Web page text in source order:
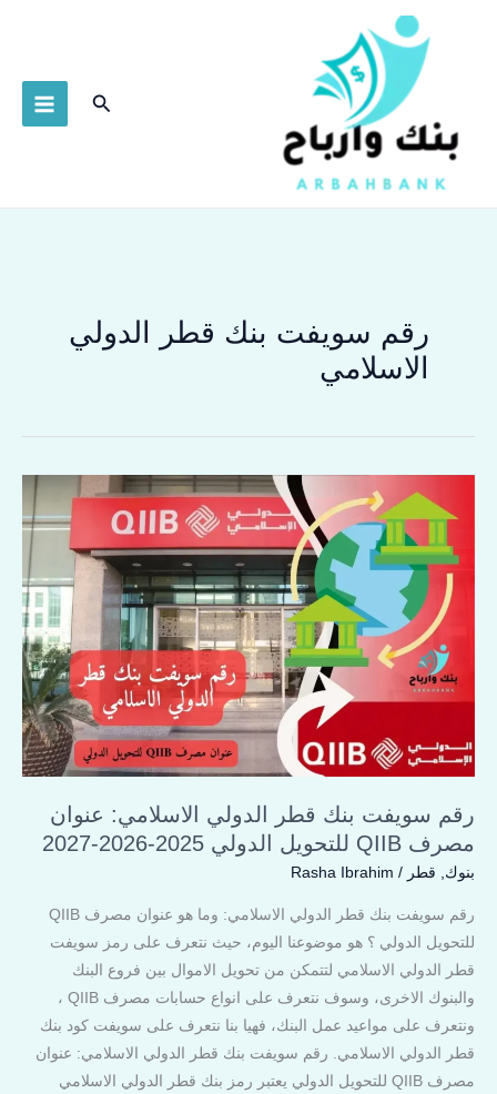
البحث
رقم سويفت بنك قطر الدولي
الاسلامي
رقم سويفت بنك قطر الدولي الاسلامي: عنوان
مصرف QIIB للتحويل الدولي 2025-2026-2027
بنوك قطر /
Rasha Ibrahim
رقم سويفت بنك قطر الدولي الاسلامي: وما هو عنوان مصرف QIIB
للتحويل الدولي ؟ هو موضوعنا اليوم، حيث نتعرف على رمز سويفت
قطر الدولي الاسلامي لتتمكن من تحويل الاموال بين فروع البنك
والبنوك الاخرى، وسوف نتعرف على انواع حسابات مصرف QIIB ،
ونتعرف على مواعيد عمل البنك، فهيا بنا نتعرف على سويفت كود بنك
قطر الدولي الاسلامي. رقم سويفت بنك قطر الدولي الاسلامي: عنوان
مصرف QIIB للتحويل الدولي يعتبر رمز بنك قطر الدولي الاسلامي
سويفت
قطر
الدولي
الاسلامي:
عنوان
مصرف
للتحويل
الدولي
2026-
2027